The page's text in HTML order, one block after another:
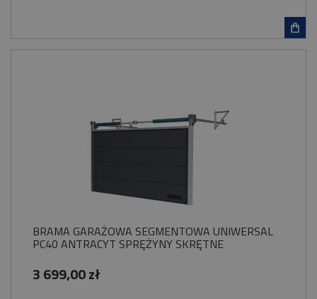
BRAMA GARAŻOWA SEGMENTOWA UNIWERSAL
PC40 ANTRACYT SPRĘŻYNY SKRĘTNE
3 699,00 zł